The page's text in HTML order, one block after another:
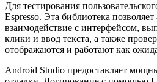
Для тестирования
Espresso. Эта библиотека
взаимодействие с интерфейсом,
клики и ввод текста, а также
отображаются и работают как
Android Studio предоставляет